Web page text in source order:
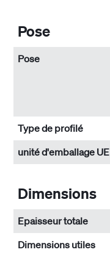
Pose
Pose
Type de profilé
unité d'emballage UE
Dimensions
Epaisseur totale
Dimensions utiles